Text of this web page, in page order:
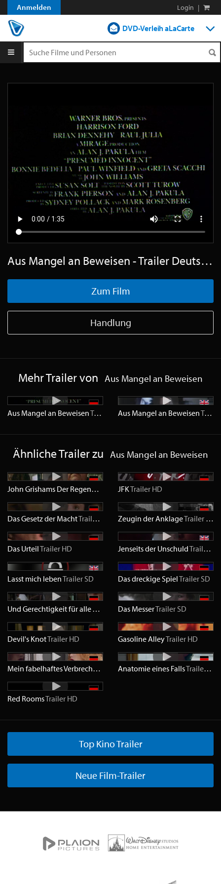
Anmelden Login |
DVD-Verleih aLaCarte
Blog
Aus Mangel an Beweisen - Trailer Deutsch SD
Zum Film
Handlung
Mehr Trailer von Aus Mangel an Beweisen
Aus Mangel an BeweisenTrailer SDAus Mangel an BeweisenTrailer
Ähnliche Trailer zu Aus Mangel an Beweisen
John Grishams Der Regenmacher TrailerSD
JFKTrailer HD
Das Gesetz der MachtTrailer Zeugin der AnklageTrailer SD
Das UrteilTrailer HD Jenseits der UnschuldTrailer
Lasst mich lebenTrailer SD Das dreckige SpielTrailer SD
Und Gerechtigkeit für alle
Trailer SD
Das MesserTrailer SD
Devil's KnotTrailer HD Gasoline AlleyTrailer HD
Mein fabelhaftes Verbrechen TrailerHD
Anatomie eines FallsTrailer HD
Red RoomsTrailer HD
Top Kino Trailer
Neue Film-Trailer